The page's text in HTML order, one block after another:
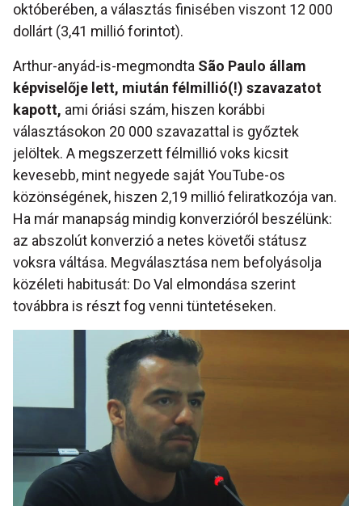
októberében, a választás finisében viszont 12 000
dollárt (3,41 millió forintot).
Arthur-anyád-is-megmondta São Paulo állam
képviselője lett, miután félmillió(!) szavazatot
kapott, ami óriási szám, hiszen korábbi
választásokon 20 000 szavazattal is győztek
jelöltek. A megszerzett félmillió voks kicsit
kevesebb, mint negyede saját YouTube-os
közönségének, hiszen 2,19 millió feliratkozója van.
Ha már manapság mindig konverzióról beszélünk:
az abszolút konverzió a netes követői státusz
voksra váltása. Megválasztása nem befolyásolja
közéleti habitusát: Do Val elmondása szerint
továbbra is részt fog venni tüntetéseken.